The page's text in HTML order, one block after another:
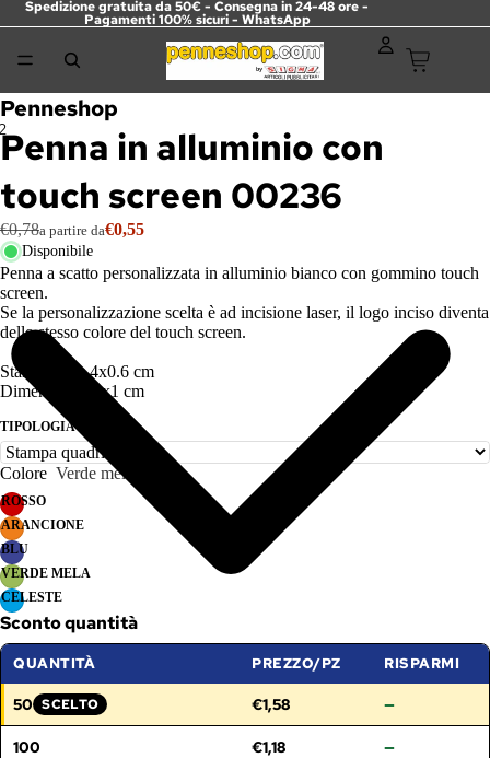
Spedizione gratuita da 50€ - Consegna in 24-48 ore -
Pagamenti 100% sicuri - WhatsApp
Penneshop
Penna in alluminio con
touch screen 00236
€0,78a partire da€0,55
Disponibile
Penna a scatto personalizzata in alluminio bianco con gommino touch
screen.
Se la personalizzazione scelta è ad incisione laser, il logo inciso diventa
dello stesso colore del touch screen.
Stampa max4x0.6 cm
Dimensioni 14x1 cm
Colore Verde mela
ROSSO
ARANCIONE
BLU
VERDE MELA
CELESTE
TIPOLOGIA STAMPA
Sconto quantità
QUANTITÀ PREZZO/PZ RISPARMI
50 FASCIA SELEZIONATA:
SCELTO €1,58 —
100 €1,18 —